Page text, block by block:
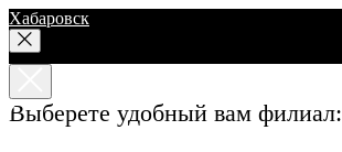
Хабаровск
Выберете удобный вам филиал: